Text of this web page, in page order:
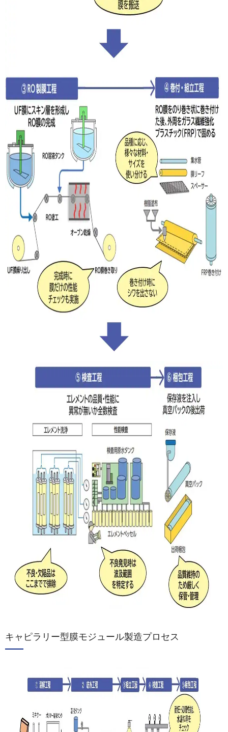
キャピラリー型膜モジュール製造プロセス